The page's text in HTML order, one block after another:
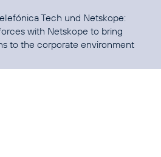
Tech und Netskope:
with Netskope to bring
to the corporate environment